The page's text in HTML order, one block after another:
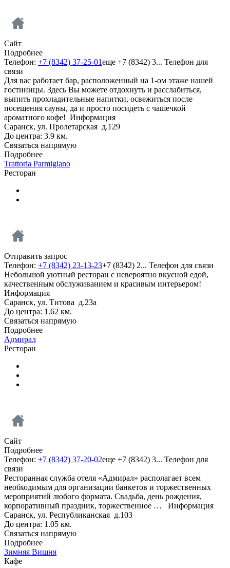
Сайт
Подробнее
Телефон: +7 (8342) 37-25-01еще +7 (8342) 3... Телефон для
связи
Для вас работает бар, расположенный на 1-ом этаже нашей
гостиницы. Здесь Вы можете отдохнуть и расслабиться,
выпить прохладительные напитки, освежиться после
посещения сауны, да и просто посидеть с чашечкой
ароматного кофе! Информация
Саранск, ул. Пролетарская д.129
До центра: 3.9 км.
Связаться напрямую
Подробнее
Trattoria Parmigiano
Ресторан
Отправить запрос
Телефон: +7 (8342) 23-13-23+7 (8342) 2... Телефон для связи
Небольшой уютный ресторан с невероятно вкусной едой,
качественным обслуживанием и красивым интерьером!
Информация
Саранск, ул. Титова д.23а
До центра: 1.62 км.
Связаться напрямую
Подробнее
Адмирал
Ресторан
Сайт
Подробнее
Телефон: +7 (8342) 37-20-02еще +7 (8342) 3... Телефон для
связи
Ресторанная служба отеля «Адмирал» располагает всем
необходимым для организации банкетов и торжественных
мероприятий любого формата. Свадьба, день рождения,
корпоративный праздник, торжественное … Информация
Саранск, ул. Республиканская д.103
До центра: 1.05 км.
Связаться напрямую
Подробнее
Зимняя Вишня
Кафе